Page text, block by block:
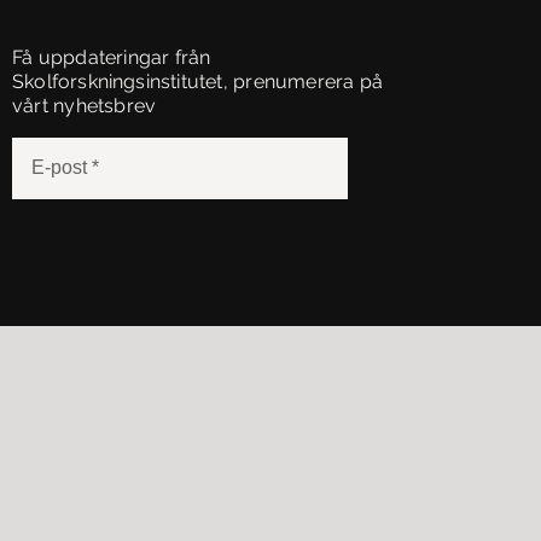
positiv
när
så
hon
Få uppdateringar från
Skolforskningsinstitutet, prenumerera på
vårt nyhetsbrev